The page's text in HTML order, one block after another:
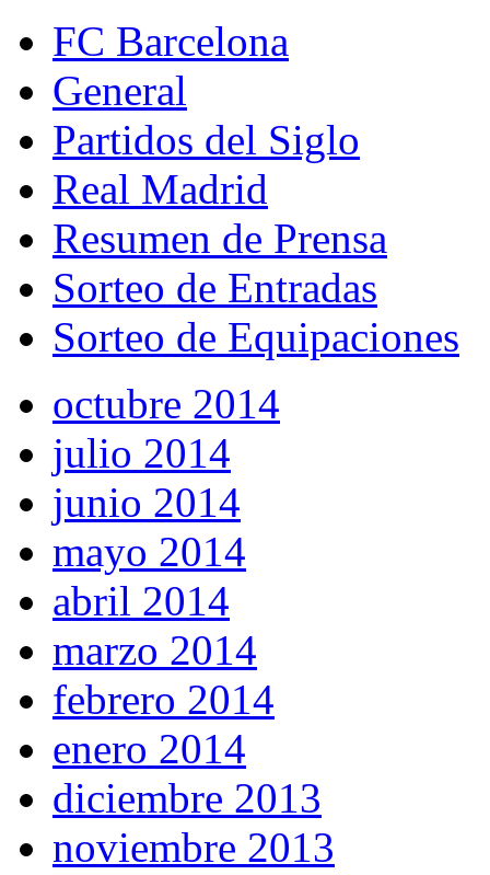
FC Barcelona
General
Partidos del Siglo
Real Madrid
Resumen de Prensa
Sorteo de Entradas
Sorteo de Equipaciones
octubre 2014
julio 2014
junio 2014
mayo 2014
abril 2014
marzo 2014
febrero 2014
enero 2014
diciembre 2013
noviembre 2013